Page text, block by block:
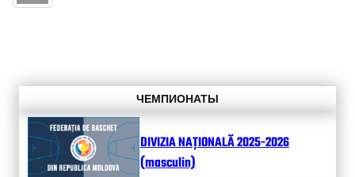
ЧЕМПИОНАТЫ
DIVIZIA NAȚIONALĂ 2025-2026
(masculin)